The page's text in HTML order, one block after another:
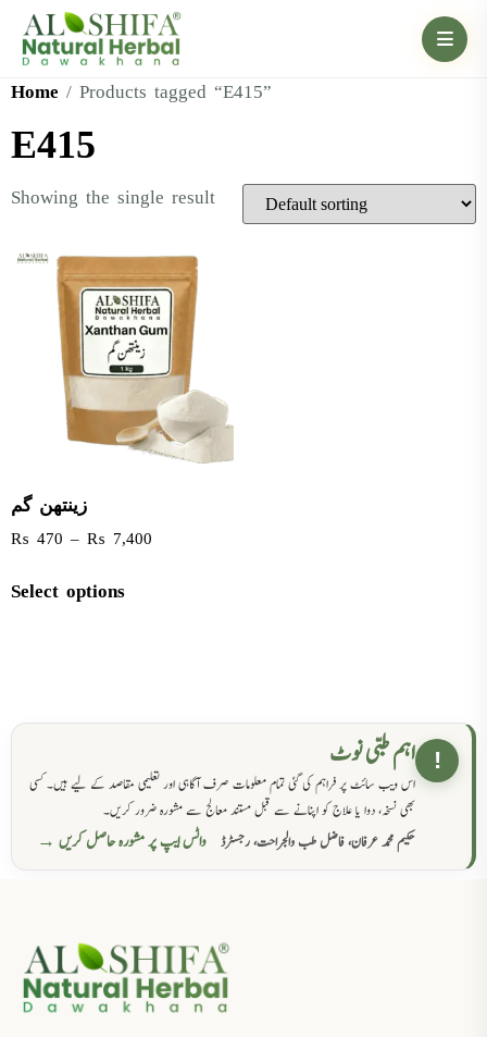
Home / Products tagged “E415”
E415
Showing the single result
زینتھن گم
₨ 470 – ₨ 7,400
Select options
! اہم طبی نوٹ
اس ویب سائٹ پر فراہم کی گئی تمام معلومات صرف آگاہی اور تعلیمی مقاصد کے لیے ہیں۔ کسی
بھی نسخہ، دوا یا علاج کو اپنانے سے قبل مستند معالج سے مشورہ ضرور کریں۔
حکیم محمد عرفان، فاضل طب والجراحت، رجسٹرڈ
واٹس ایپ پر مشورہ حاصل کریں →